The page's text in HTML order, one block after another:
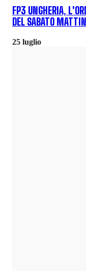
FP3 UNGHERIA,
DEL SABATO
25 luglio